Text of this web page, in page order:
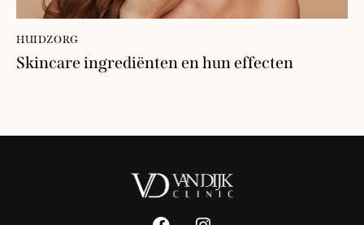
HUIDZORG
Skincare ingrediënten en hun effecten